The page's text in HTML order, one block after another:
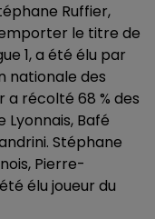
Ruffier,
le titre de
1, a été élu par
nationale des
a récolté 68 % des
Bafé
Stéphane
Pierre-
élu joueur du